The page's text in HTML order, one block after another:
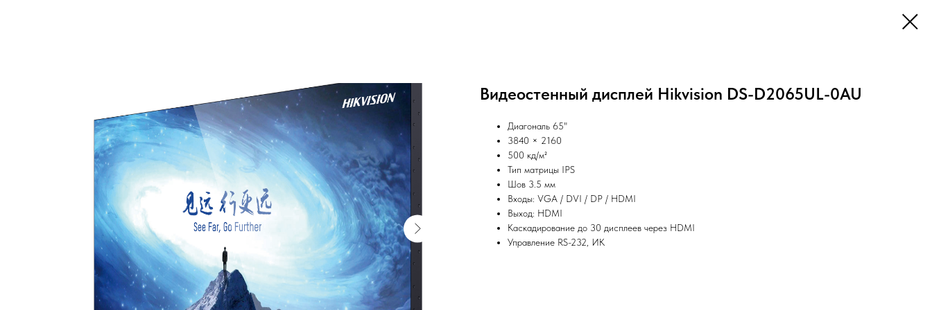
Видеостенный дисплей Hikvision DS-D2065UL-0AU
Диагональ 65"
3840 × 2160
500 кд/м²
Тип матрицы IPS
Шов 3.5 мм
Входы: VGA / DVI / DP / HDMI
Выход: HDMI
Каскадирование до 30 дисплеев через HDMI
Управление RS-232, ИК